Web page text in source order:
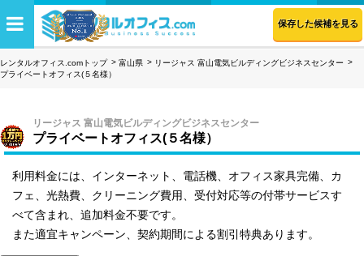
保存した候補を見る
レンタルオフィス.comトップ 富山県
リージャス 富山電気ビルディングビジネスセンター
プライベートオフィス(５名様）
リージャス 富山電気ビルディングビジネスセンター
プライベートオフィス(５名様）
利用料金には、インターネット、電話機、オフィス家具完備、カ
フェ、光熱費、クリーニング費用、受付対応等の付帯サービスす
べて含まれ、追加料金不要です。
また適宜キャンペーン、契約期間による割引特典あります。